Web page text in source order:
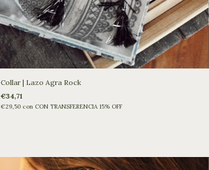
Collar | Lazo Agra Rock
€34,71
€29,50 con CON TRANSFERENCIA 15% OFF